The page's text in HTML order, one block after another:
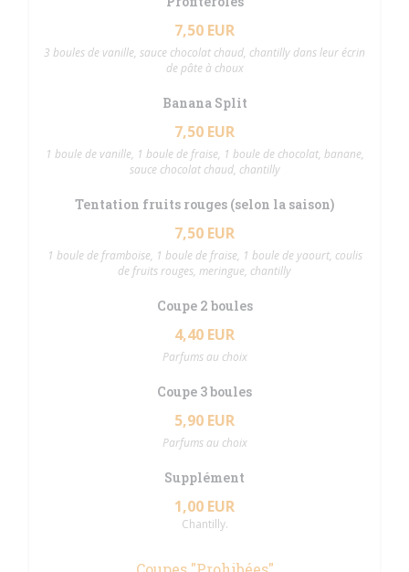
7,50 EUR
3 boules de vanille, sauce chocolat chaud, chantilly dans leur écrin
de pâte à choux
Banana Split
7,50 EUR
1 boule de vanille, 1 boule de fraise, 1 boule de chocolat, banane,
sauce chocolat chaud, chantilly
Tentation fruits rouges (selon la saison)
7,50 EUR
1 boule de framboise, 1 boule de fraise, 1 boule de yaourt, coulis
de fruits rouges, meringue, chantilly
Coupe 2 boules
4,40 EUR
Parfums au choix
Coupe 3 boules
5,90 EUR
Parfums au choix
Supplément
1,00 EUR
Chantilly.